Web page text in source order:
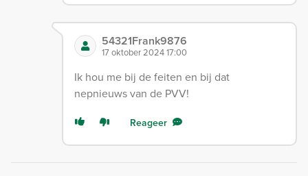
54321Frank9876
17 oktober 2024 17:00
Ik hou me bij de feiten en bij dat
nepnieuws van de PVV!
Reageer